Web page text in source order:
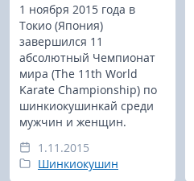
1 ноября 2015 года в
Токио (Япония)
завершился 11
абсолютный Чемпионат
мира (The 11th World
Karate Championship) по
шинкиокушинкай среди
мужчин и женщин.
1.11.2015
Шинкиокушин